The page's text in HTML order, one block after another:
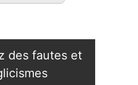
des fautes et